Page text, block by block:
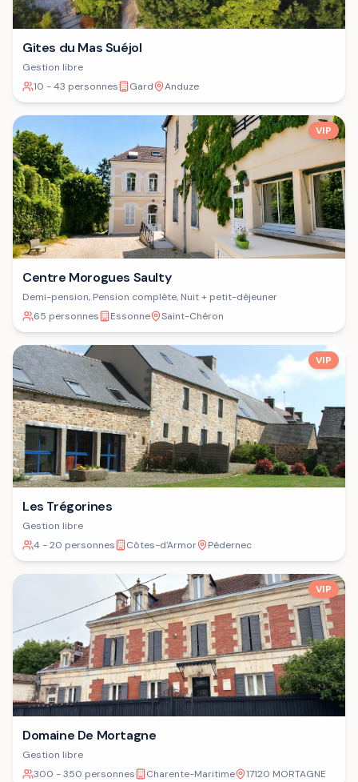
Gites du Mas Suéjol
Gestion libre
10 - 43 personnes
Gard Anduze
VIP
Centre Morogues Saulty
Demi-pension, Pension complète, Nuit + petit-déjeuner
65 personnes
Essonne Saint-Chéron
VIP
Les Trégorines
Gestion libre
4 - 20 personnes
Côtes-d'Armor Pédernec
VIP
Domaine De Mortagne
Gestion libre
300 - 350 personnes
Charente-Maritime 17120 MORTAGNE